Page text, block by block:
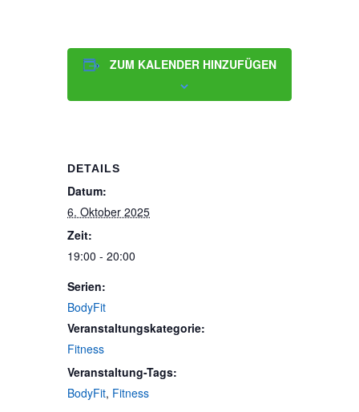
ZUM KALENDER HINZUFÜGEN
DETAILS
Datum:
6. Oktober 2025
Zeit:
19:00 - 20:00
Serien:
BodyFit
Veranstaltungskategorie:
Fitness
Veranstaltung-Tags:
BodyFit, Fitness